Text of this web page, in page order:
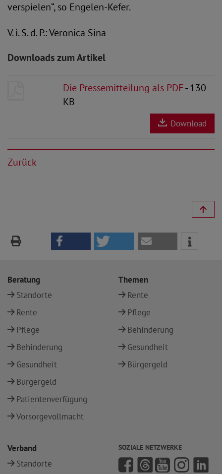
verspielen“, so Engelen-Kefer.
V. i. S. d. P.: Veronica Sina
Downloads zum Artikel
Die Pressemitteilung als PDF- 130
KB
Download
Zurück
Beratung
Standorte
Rente
Pflege
Behinderung
Gesundheit
Bürgergeld
Patientenverfügung
Vorsorgevollmacht
Themen
Rente
Pflege
Behinderung
Gesundheit
Bürgergeld
Verband
Standorte
SOZIALE NETZWERKE